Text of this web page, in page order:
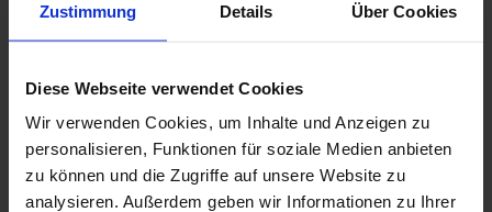
Zustimmung Details Über Cookies
Diese Webseite verwendet Cookies
Wir verwenden Cookies, um Inhalte und Anzeigen zu
personalisieren, Funktionen für soziale Medien anbieten
zu können und die Zugriffe auf unsere Website zu
analysieren. Außerdem geben wir Informationen zu Ihrer
Ausgezeichnete Sicht
Dank Freisicht-Hubgerüst und freiem Blick auf die
Gabelspitzen von seiner Position aus, verliert der Bediener
das Arbeitsumfeld nie aus den Augen.